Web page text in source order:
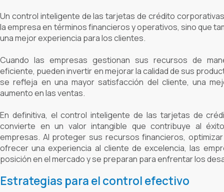
Un control inteligente de las tarjetas de crédito
la empresa en términos financieros y operativos, sino que
una mejor experiencia para los clientes.
Cuando las empresas gestionan sus recursos de
eficiente, pueden invertir en mejorar la calidad de sus
se refleja en una mayor satisfacción del cliente, una
aumento en las ventas.
En definitiva, el control inteligente de las tarjetas de
convierte en un valor intangible que contribuye al
empresas. Al proteger sus recursos financieros,
ofrecer una experiencia al cliente de excelencia, las
posición en el mercado y se preparan para enfrentar los
Estrategias para el control efectivo